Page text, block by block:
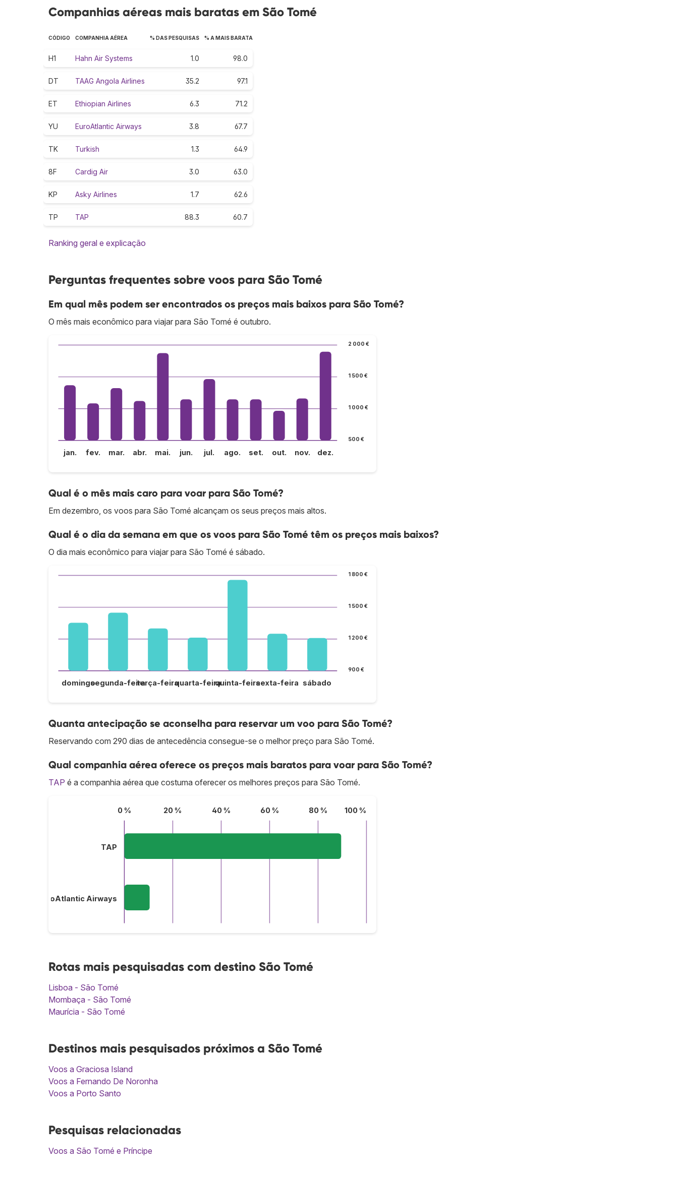
Companhias aéreas mais baratas em São Tomé
CÓDIGO COMPANHIA AÉREA % DAS PESQUISAS % A MAIS BARATA
H1 Hahn Air Systems 1.0 98.0
DT TAAG Angola Airlines 35.2 97.1
ET Ethiopian Airlines 6.3 71.2
YU EuroAtlantic Airways 3.8 67.7
TK Turkish 1.3 64.9
8F Cardig Air 3.0 63.0
KP Asky Airlines 1.7 62.6
TP TAP 88.3 60.7
Ranking geral e explicação
Perguntas frequentes sobre voos para São Tomé
Em qual mês podem ser encontrados os preços mais baixos para São Tomé?
O mês mais econômico para viajar para São Tomé é outubro.
500 €
1 000 €
1 500 €
2 000 €
jan. fev. mar. abr. mai. jun. jul. ago. set. out. nov. dez.
Qual é o mês mais caro para voar para São Tomé?
Em dezembro, os voos para São Tomé alcançam os seus preços mais altos.
Qual é o dia da semana em que os voos para São Tomé têm os preços mais baixos?
O dia mais econômico para viajar para São Tomé é sábado.
900 €
1 200 €
1 500 €
1 800 €
domingosegunda-feiraterça-feiraquarta-feiraquinta-feirasexta-feira sábado
Quanta antecipação se aconselha para reservar um voo para São Tomé?
Reservando com 290 dias de antecedência consegue-se o melhor preço para São Tomé.
Qual companhia aérea oferece os preços mais baratos para voar para São Tomé?
TAP é a companhia aérea que costuma oferecer os melhores preços para São Tomé.
0 % 20 % 40 % 60 % 80 % 100 %
TAP
EuroAtlantic Airways
Rotas mais pesquisadas com destino São Tomé
Lisboa - São Tomé
Mombaça - São Tomé
Maurícia - São Tomé
Destinos mais pesquisados próximos a São Tomé
Voos a Graciosa Island
Voos a Fernando De Noronha
Voos a Porto Santo
Pesquisas relacionadas
Voos a São Tomé e Príncipe